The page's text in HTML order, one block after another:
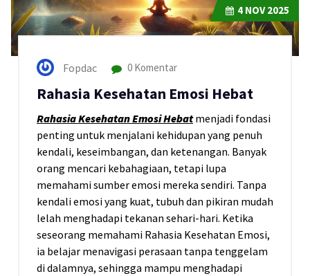
4 NOV 2025
Fopdac 0 Komentar
Rahasia Kesehatan Emosi Hebat
Rahasia Kesehatan Emosi Hebatmenjadi fondasi
penting untuk menjalani kehidupan yang penuh
kendali, keseimbangan, dan ketenangan. Banyak
orang mencari kebahagiaan, tetapi lupa
memahami sumber emosi mereka sendiri. Tanpa
kendali emosi yang kuat, tubuh dan pikiran mudah
lelah menghadapi tekanan sehari-hari. Ketika
seseorang memahami Rahasia Kesehatan Emosi,
ia belajar menavigasi perasaan tanpa tenggelam
di dalamnya, sehingga mampu menghadapi